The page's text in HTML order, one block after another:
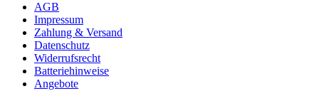
AGB
Impressum
Zahlung & Versand
Datenschutz
Widerrufsrecht
Batteriehinweise
Angebote